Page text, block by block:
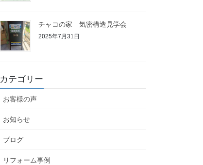
チャコの家 気密構造見学会
2025年7月31日
カテゴリー
お客様の声
お知らせ
ブログ
リフォーム事例